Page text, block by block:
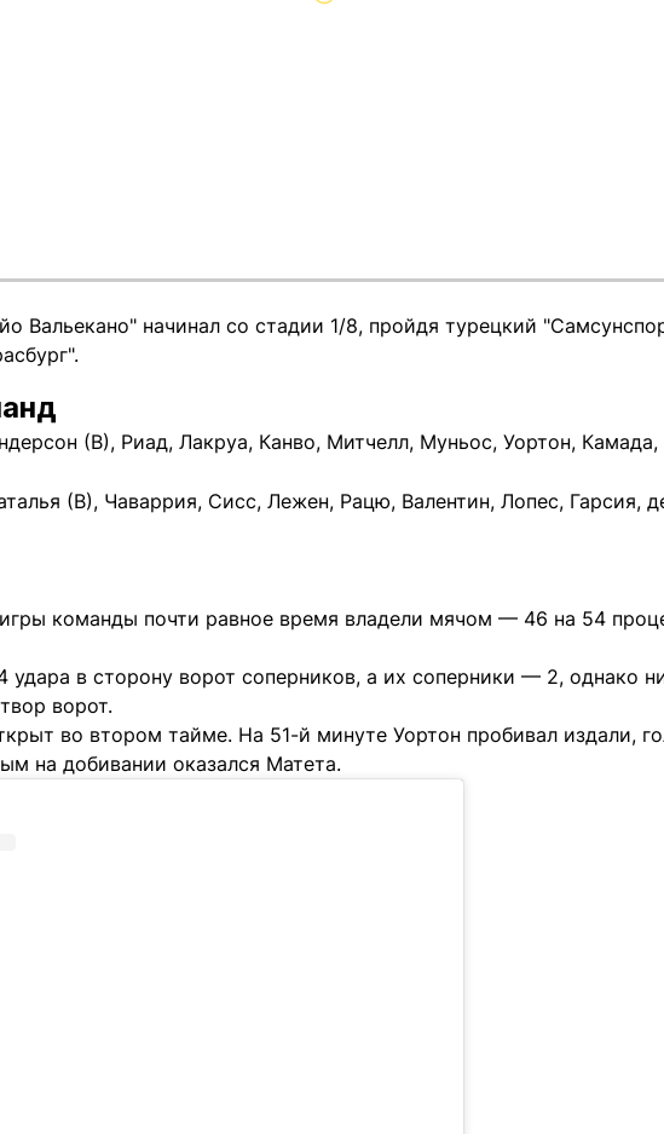
Вальекано" начинал со стадии 1/8, пройдя турецкий
(В), Риад, Лакруа, Канво, Митчелл, Муньос, Уортон,
(В), Чаваррия, Сисс, Лежен, Рацю, Валентин, Лопес, Гарсия,
команды почти равное время владели мячом — 46 на 54
удара в сторону ворот соперников, а их соперники — 2, однако
ворот.
во втором тайме. На 51-й минуте Уортон пробивал издали,
на добивании оказался Матета.